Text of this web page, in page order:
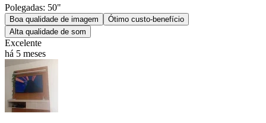
Polegadas: 50"
Boa qualidade de imagem
Ótimo custo-benefício
Alta qualidade de som
Excelente
há 5 meses